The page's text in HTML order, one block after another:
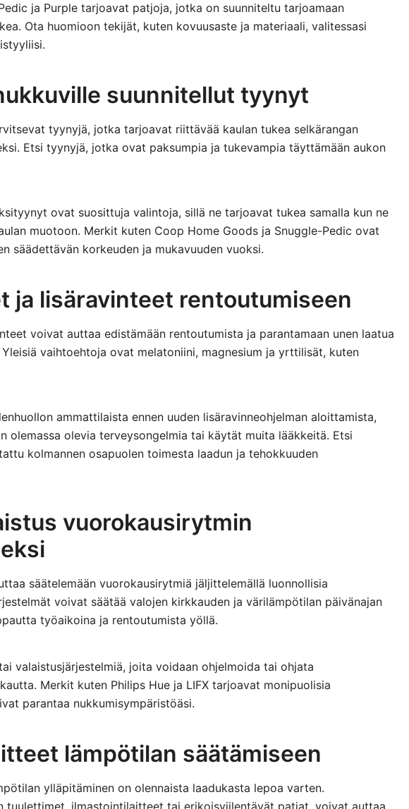
ja Purple tarjoavat patjoja, jotka on suunniteltu tarjoamaan
Ota huomioon tekijät, kuten kovuusaste ja materiaali, valitessasi
suunnitellut tyynyt
tyynyjä, jotka tarjoavat riittävää kaulan tukea selkärangan
Etsi tyynyjä, jotka ovat paksumpia ja tukevampia täyttämään aukon
ovat suosittuja valintoja, sillä ne tarjoavat tukea samalla kun ne
muotoon. Merkit kuten Coop Home Goods ja Snuggle-Pedic ovat
säädettävän korkeuden ja mukavuuden vuoksi.
ja lisäravinteet rentoutumiseen
voivat auttaa edistämään rentoutumista ja parantamaan unen laatua
vaihtoehtoja ovat melatoniini, magnesium ja yrttilisät, kuten
ammattilaista ennen uuden lisäravinneohjelman aloittamista,
olemassa olevia terveysongelmia tai käytät muita lääkkeitä. Etsi
kolmannen osapuolen toimesta laadun ja tehokkuuden
vuorokausirytmin
säätelemään vuorokausirytmiä jäljittelemällä luonnollisia
voivat säätää valojen kirkkauden ja värilämpötilan päivänajan
työaikoina ja rentoutumista yöllä.
valaistusjärjestelmiä, joita voidaan ohjelmoida tai ohjata
Merkit kuten Philips Hue ja LIFX tarjoavat monipuolisia
parantaa nukkumisympäristöäsi.
lämpötilan säätämiseen
ylläpitäminen on olennaista laadukasta lepoa varten.